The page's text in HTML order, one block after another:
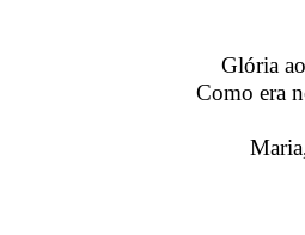
Glória
Como era